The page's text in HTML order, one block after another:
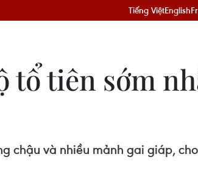
Tiếng ViệtEnglish
tổ tiên sớm
chậu và nhiều mảnh gai giáp,